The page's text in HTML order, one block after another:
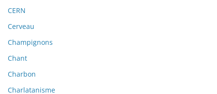
CERN
Cerveau
Champignons
Chant
Charbon
Charlatanisme